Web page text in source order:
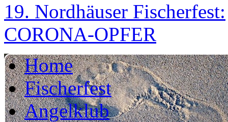
19. Nordhäuser Fischerfest:
CORONA-OPFER
Home
Fischerfest
Angelklub